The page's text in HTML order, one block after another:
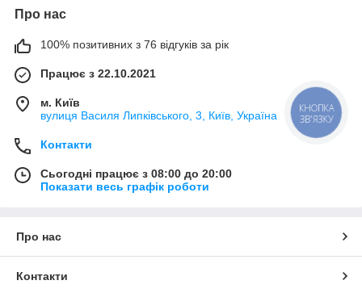
Про нас
100% позитивних з 76 відгуків за рік
Працює з 22.10.2021
м. Київ
вулиця Василя Липківського, 3, Київ, Україна
Контакти
Сьогодні працює з 08:00 до 20:00
Показати весь графік роботи
Про нас
Контакти
КНОПКА
ЗВ'ЯЗКУ